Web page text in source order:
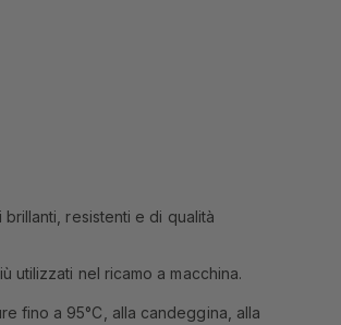
resistenti e di qualità
utilizzati nel ricamo a macchina.
fino a 95°C, alla candeggina, alla